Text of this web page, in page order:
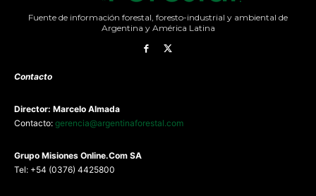
Fuente de información forestal, foresto-industrial y ambiental de
Argentina y América Latina
Contacto
Director: Marcelo Almada
Contacto: gerencia@argentinaforestal.com
Grupo Misiones Online.Com SA
Tel: +54 (0376) 4425800